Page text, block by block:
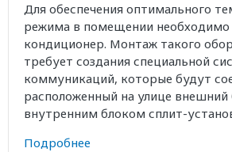
Для обеспечения оптимального
режима в помещении необходимо
кондиционер. Монтаж такого
требует создания специальной
коммуникаций, которые будут
расположенный на улице внешний
внутренним блоком сплит-
Подробнее